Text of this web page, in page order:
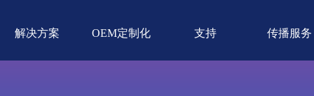
解决方案 OEM定制化 支持 传播服务